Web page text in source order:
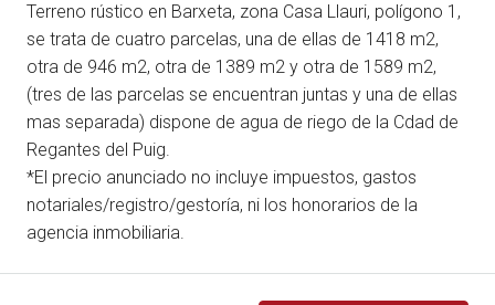
Terreno rústico en Barxeta, zona Casa Llauri, polígono 1,
se trata de cuatro parcelas, una de ellas de 1418 m2,
otra de 946 m2, otra de 1389 m2 y otra de 1589 m2,
(tres de las parcelas se encuentran juntas y una de ellas
mas separada) dispone de agua de riego de la Cdad de
Regantes del Puig.
*El precio anunciado no incluye impuestos, gastos
notariales/registro/gestoría, ni los honorarios de la
agencia inmobiliaria.